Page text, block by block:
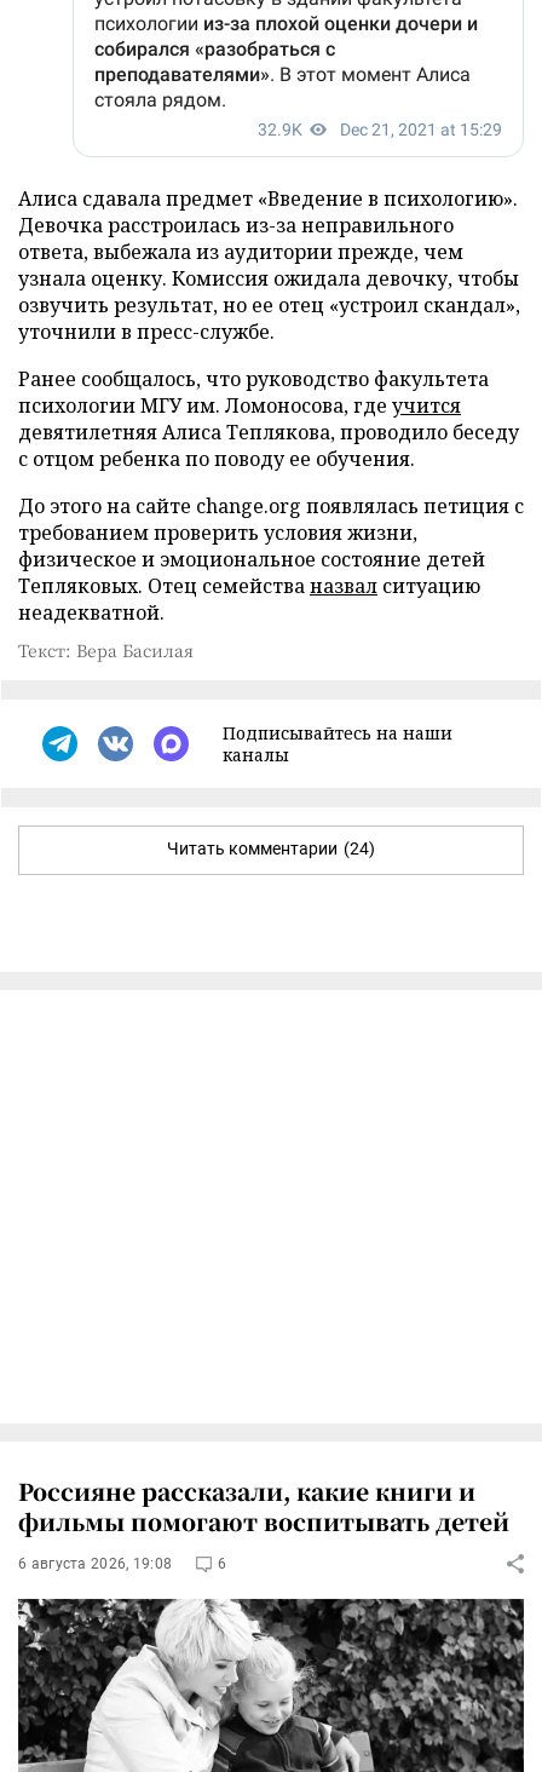
Алиса сдавала предмет «Введение в психологию».
Девочка расстроилась из-за неправильного
ответа, выбежала из аудитории прежде, чем
узнала оценку. Комиссия ожидала девочку, чтобы
озвучить результат, но ее отец «устроил скандал»,
уточнили в пресс-службе.
Ранее сообщалось, что руководство факультета
психологии МГУ им. Ломоносова, где учится
девятилетняя Алиса Теплякова, проводило беседу
с отцом ребенка по поводу ее обучения.
До этого на сайте change.org появлялась петиция с
требованием проверить условия жизни,
физическое и эмоциональное состояние детей
Тепляковых. Отец семействаназвал ситуацию
неадекватной.
Текст: Вера Басилая
Подписывайтесь на наши
каналы
Читать комментарии (24)
Россияне рассказали, какие книги и
фильмы помогают воспитывать детей
6 августа 2026, 19:08 6